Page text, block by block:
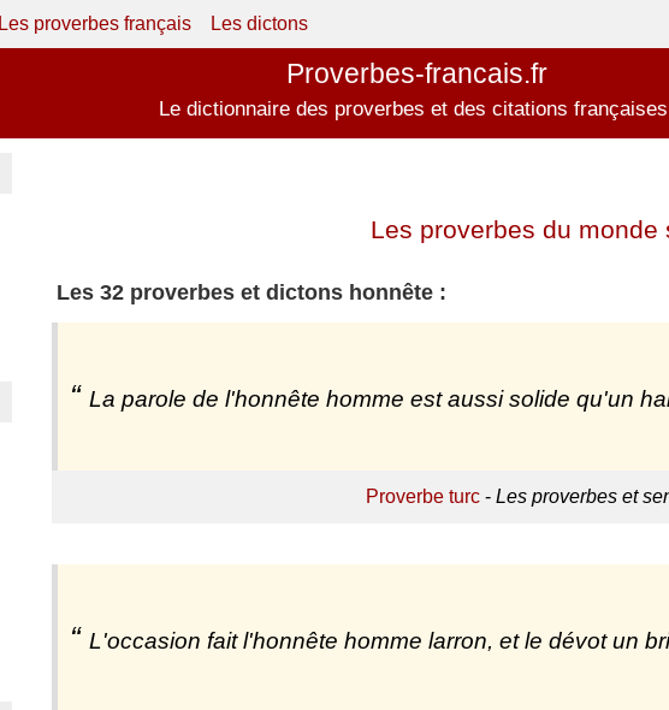
Les proverbes français Les dictons
Proverbes-francais.fr
Le dictionnaire des proverbes et des citations
Les proverbes du monde
Les 32 proverbes et dictons honnête :
La parole de l'honnête homme est aussi solide qu'un
Proverbe turc- Les proverbes et
L'occasion fait l'honnête homme larron, et le dévot un